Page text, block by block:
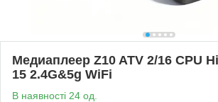
Медиаплеер Z10 ATV 2/16 CPU
15 2.4G&5g WiFi
В наявності 24 од.